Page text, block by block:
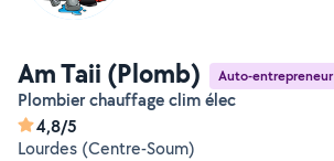
Am Taii (Plomb) Auto-entrepreneur
Plombier chauffage clim élec
4,8/5
Lourdes (Centre-Soum)